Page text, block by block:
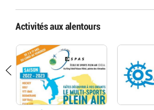
Activités aux alentours